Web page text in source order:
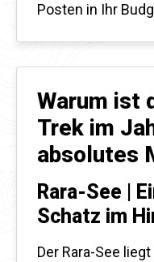
Posten in Ihr
Warum ist
Trek im
absolutes
Rara-See |
Schatz im
Der Rara-See